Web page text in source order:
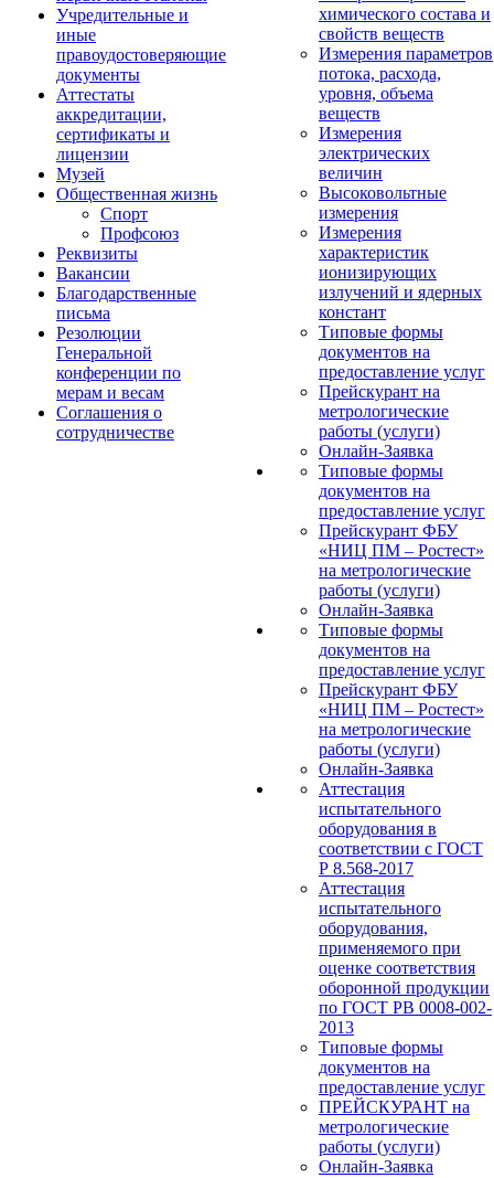
Учредительные и
иные
правоудостоверяющие
документы
Аттестаты
аккредитации,
сертификаты и
лицензии
Музей
Общественная жизнь
Спорт
Профсоюз
Реквизиты
Вакансии
Благодарственные
письма
Резолюции
Генеральной
конференции по
мерам и весам
Соглашения о
сотрудничестве
химического состава и
свойств веществ
Измерения параметров
потока, расхода,
уровня, объема
веществ
Измерения
электрических
величин
Высоковольтные
измерения
Измерения
характеристик
ионизирующих
излучений и ядерных
констант
Типовые формы
документов на
предоставление услуг
Прейскурант на
метрологические
работы (услуги)
Онлайн-Заявка
Типовые формы
документов на
предоставление услуг
Прейскурант ФБУ
«НИЦ ПМ – Ростест»
на метрологические
работы (услуги)
Онлайн-Заявка
Типовые формы
документов на
предоставление услуг
Прейскурант ФБУ
«НИЦ ПМ – Ростест»
на метрологические
работы (услуги)
Онлайн-Заявка
Аттестация
испытательного
оборудования в
соответствии с ГОСТ
Р 8.568-2017
Аттестация
испытательного
оборудования,
применяемого при
оценке соответствия
оборонной продукции
по ГОСТ РВ 0008-002-
2013
Типовые формы
документов на
предоставление услуг
ПРЕЙСКУРАНТ на
метрологические
работы (услуги)
Онлайн-Заявка